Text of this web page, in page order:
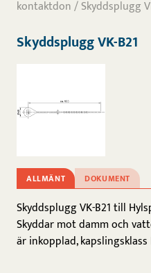
kontaktdon/ Skyddsplugg
Skyddsplugg VK-B21
ALLMÄNT DOKUMENT
Skyddsplugg VK-B21 till
Skyddar mot damm och
är inkopplad, kapslingsklass